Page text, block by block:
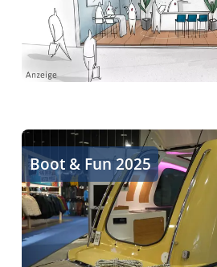
Hausboote und Tiny Häuser
Boot & Fun 2025